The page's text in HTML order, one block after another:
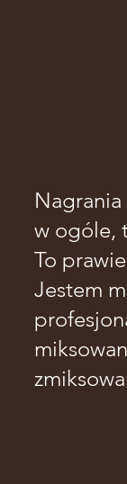
Nagrania
w ogóle,
To
Jestem